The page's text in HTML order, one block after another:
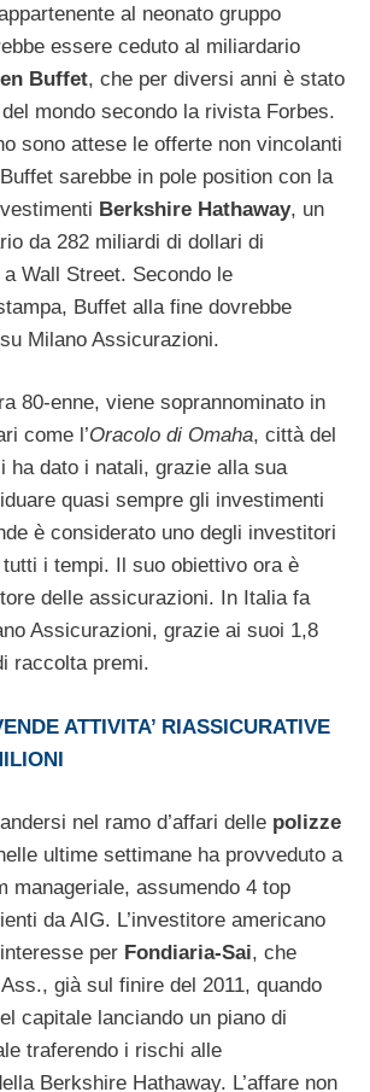
al neonato gruppo
essere ceduto al miliardario
Buffet, che per diversi anni è stato
mondo secondo la rivista Forbes.
sono attese le offerte non vincolanti
sarebbe in pole position con la
Berkshire Hathaway, un
da 282 miliardi di dollari di
Wall Street. Secondo le
Buffet alla fine dovrebbe
Milano Assicurazioni.
80-enne, viene soprannominato in
come l’Oracolo di Omaha, città del
ha dato i natali, grazie alla sua
quasi sempre gli investimenti
è considerato uno degli investitori
i tempi. Il suo obiettivo ora è
delle assicurazioni. In Italia fa
Assicurazioni, grazie ai suoi 1,8
raccolta premi.
ATTIVITA’ RIASSICURATIVE
nel ramo d’affari delle polizze
ultime settimane ha provveduto a
manageriale, assumendo 4 top
da AIG. L’investitore americano
per Fondiaria-Sai, che
già sul finire del 2011, quando
capitale lanciando un piano di
traferendo i rischi alle
Berkshire Hathaway. L’affare non